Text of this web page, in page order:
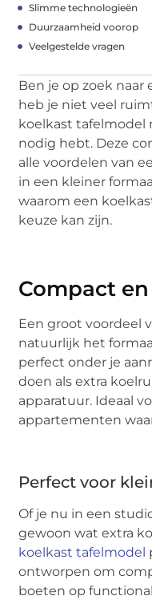
Slimme technologieën
Duurzaamheid voorop
Veelgestelde vragen
Ben je op zoek naar
heb je niet veel
koelkast tafelmodel
nodig hebt. Deze
alle voordelen van
in een kleiner
waarom een
keuze kan zijn.
Compact
Een groot voordeel
natuurlijk het
perfect onder je
doen als extra
apparatuur. Ideaal
appartementen
Perfect voor
Of je nu in een
gewoon wat extra
koelkast tafelmodel
ontworpen om
boeten op